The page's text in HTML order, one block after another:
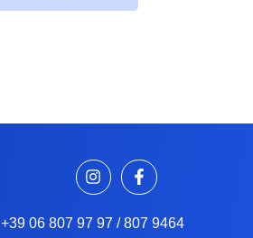
+39 06 807 97 97 / 807 9464